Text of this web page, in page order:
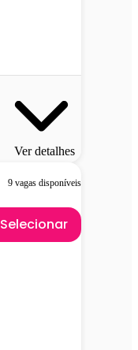
Ver detalhes
9 vagas disponíveis
Selecionar